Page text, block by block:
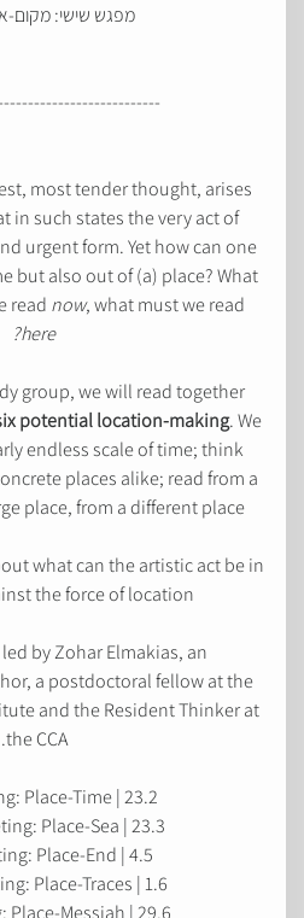
מפגש שישי: מקום-
most tender thought, arises
in such states the very act of
urgent form. Yet how can one
but also out of (a) place? What
read now, what must we read
here?
group, we will read together
potential location-making. We
endless scale of time; think
places alike; read from a
place, from a different place.
what can the artistic act be in
the force of location.
by Zohar Elmakias, an
a postdoctoral fellow at the
and the Resident Thinker at
the CCA.
Place-Time | 23.2
Place-Sea | 23.3
Place-End | 4.5
Place-Traces | 1.6
Place-Messiah | 29.6